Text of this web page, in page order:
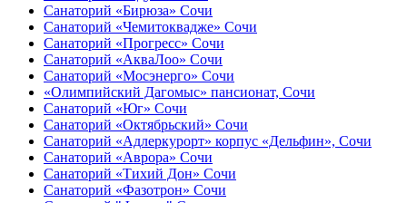
Санаторий «Бирюза» Сочи
Санаторий «Чемитоквадже» Сочи
Санаторий «Прогресс» Сочи
Санаторий «АкваЛоо» Сочи
Санаторий «Мосэнерго» Сочи
«Олимпийский Дагомыс» пансионат, Сочи
Санаторий «Юг» Сочи
Санаторий «Октябрьский» Сочи
Санаторий «Адлеркурорт» корпус «Дельфин», Сочи
Санаторий «Аврора» Сочи
Санаторий «Тихий Дон» Сочи
Санаторий «Фазотрон» Сочи